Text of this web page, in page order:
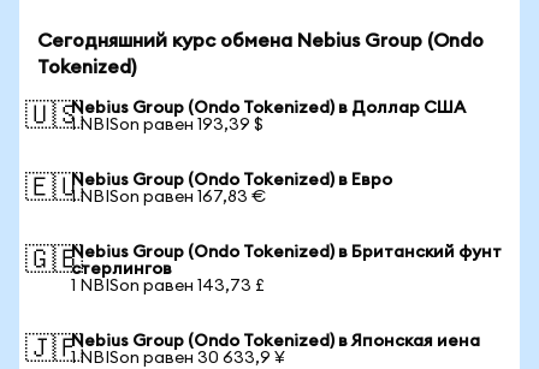
Сегодняшний курс обмена Nebius Group (Ondo
Tokenized)
🇺🇸Nebius Group (Ondo Tokenized) в Доллар США
1 NBISon равен 193,39 $
🇪🇺Nebius Group (Ondo Tokenized) в Евро
1 NBISon равен 167,83 €
🇬🇧Nebius Group (Ondo Tokenized) в Британский фунт
стерлингов
1 NBISon равен 143,73 £
🇯🇵Nebius Group (Ondo Tokenized) в Японская иена
1 NBISon равен 30 633,9 ¥